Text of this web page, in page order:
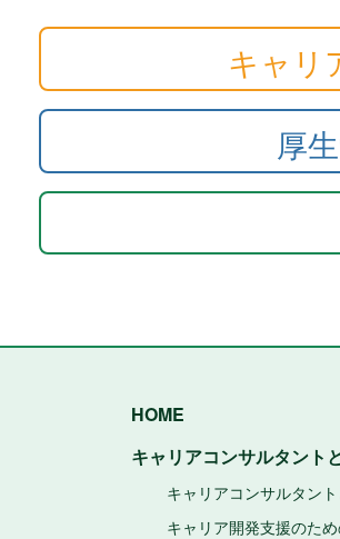
キャリ
厚
HOME
キャリアコンサルタント
キャリアコンサルタン
キャリア開発支援のた